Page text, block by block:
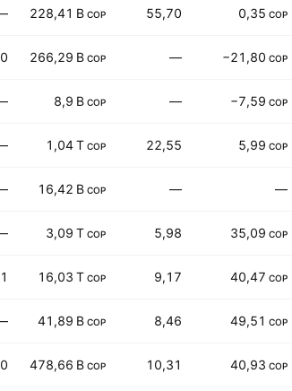
228,41 B COP 55,70 0,35 COP
266,29 B COP — −21,80 COP
8,9 B COP — −7,59 COP
1,04 T COP 22,55 5,99 COP
16,42 B COP — —
3,09 T COP 5,98 35,09 COP
16,03 T COP 9,17 40,47 COP
41,89 B COP 8,46 49,51 COP
478,66 B COP 10,31 40,93 COP